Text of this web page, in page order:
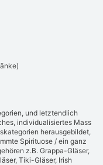
und letztendlich
individualisiertes Mass
herausgebildet,
Spirituose / ein ganz
z.B. Grappa-Gläser,
Tiki-Gläser, Irish